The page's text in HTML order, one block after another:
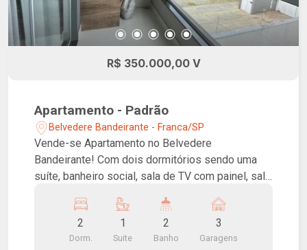
R$ 350.000,00 V
Apartamento - Padrão
Belvedere Bandeirante - Franca/SP
Vende-se Apartamento no Belvedere
Bandeirante! Com dois dormitórios sendo uma
suíte, banheiro social, sala de TV com painel, sala
cooktop, forno e coifa, lavanderia e garagem para
três carros. Ventilador de teto na sala e suíte.
Ótima localização, próximo à Avenida São
2
Dorm.
1
Suite
2
Banho
3
Garagens